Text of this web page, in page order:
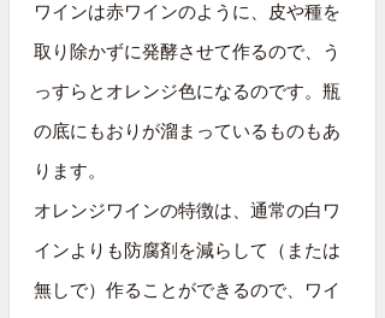
ワインは赤ワインのように、皮や種を
取り除かずに発酵させて作るので、う
っすらとオレンジ色になるのです。瓶
の底にもおりが溜まっているものもあ
ります。
オレンジワインの特徴は、通常の白ワ
インよりも防腐剤を減らして（または
無しで）作ることができるので、ワイ